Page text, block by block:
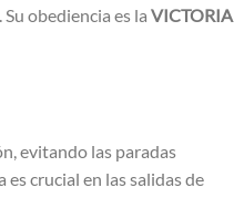
obediencia es la VICTORIA
evitando las paradas
es crucial en las salidas de